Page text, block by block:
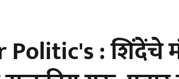
: शिंदेंचे